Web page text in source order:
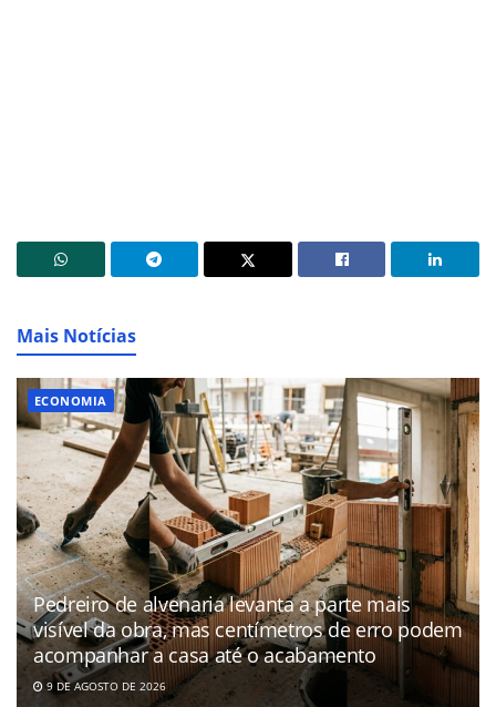
Mais Notícias
ECONOMIA
Pedreiro de alvenaria levanta a parte mais
visível da obra, mas centímetros de erro podem
acompanhar a casa até o acabamento
9 DE AGOSTO DE 2026